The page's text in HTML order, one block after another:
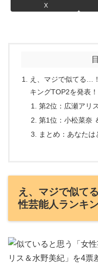
X
え、マジで似てる…
キングTOP2を発表！
第2位：広瀬アリ
第1位：小松菜奈
まとめ：あなたは
え、マジで似て
性芸能人ランキ